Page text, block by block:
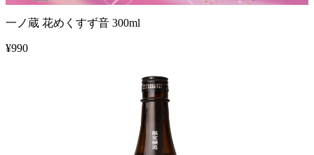
一ノ蔵 花めくすず音 300ml
¥990